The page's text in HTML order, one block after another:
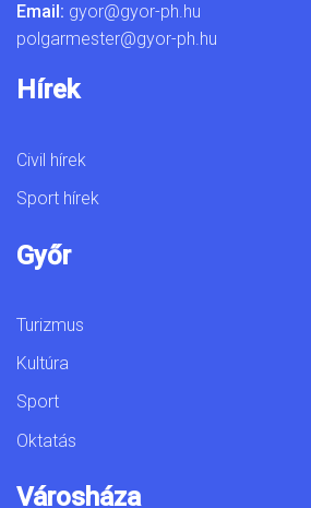
Email: gyor@gyor-ph.hu
polgarmester@gyor-ph.hu
Hírek
Civil hírek
Sport hírek
Győr
Turizmus
Kultúra
Sport
Oktatás
Városháza